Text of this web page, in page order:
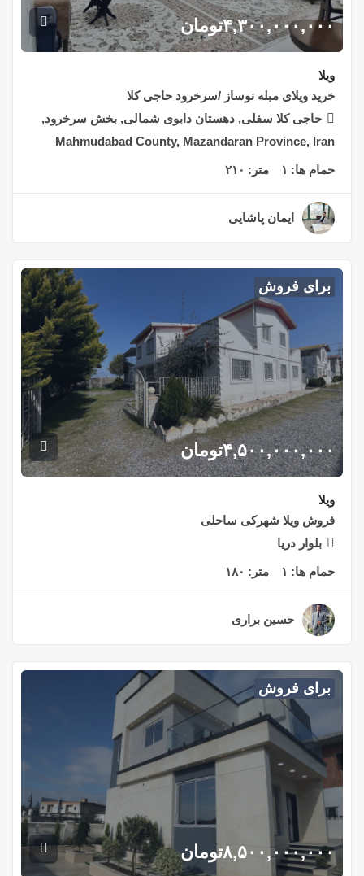
۴,۳۰۰,۰۰۰,۰۰۰تومان
ویلا
خرید ویلای مبله نوساز /سرخرود حاجی کلا
حاجی کلا سفلی, دهستان دابوی شمالی, بخش سرخرود,
Mahmudabad County, Mazandaran Province, Iran
حمام ها: ۱ متر: ۲۱۰
ایمان پاشایی
برای فروش
۴,۵۰۰,۰۰۰,۰۰۰تومان
ویلا
فروش ویلا شهرکی ساحلی
بلوار دریا
حمام ها: ۱ متر: ۱۸۰
حسین براری
برای فروش
۸,۵۰۰,۰۰۰,۰۰۰تومان